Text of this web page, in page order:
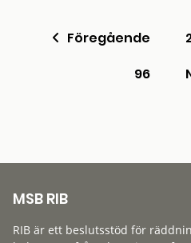
Föregående
96
MSB RIB
RIB är ett beslutsstöd för